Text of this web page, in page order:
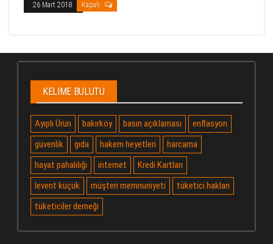
26 Mart 2018 Kapalı
KELIME BULUTU
Ayıplı Ürün bakırköy basın açıklaması
enflasyon
güvenlik
gıda hakem heyetleri
harcama
hayat pahalılığı
internet
Kredi Kartları
levent küçük
müşteri memnuniyeti
tüketici hakları
tüketiciler derneği